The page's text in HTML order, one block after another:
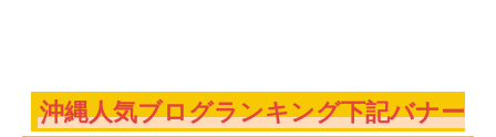
沖縄人気ブログランキング下記バナー